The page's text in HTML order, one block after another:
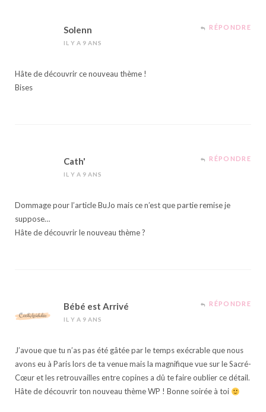
Solenn
IL Y A 9 ANS
RÉPONDRE
Hâte de découvrir ce nouveau thème !
Bises
Cath'
IL Y A 9 ANS
RÉPONDRE
Dommage pour l’article BuJo mais ce n’est que partie remise je
suppose…
Hâte de découvrir le nouveau thème ?
Bébé est Arrivé
IL Y A 9 ANS
RÉPONDRE
J’avoue que tu n’as pas été gâtée par le temps exécrable que nous
avons eu à Paris lors de ta venue mais la magnifique vue sur le Sacré-
Cœur et les retrouvailles entre copines a dû te faire oublier ce détail.
Hâte de découvrir ton nouveau thème WP ! Bonne soirée à toi